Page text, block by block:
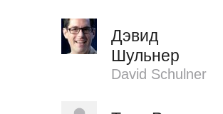
Дэвид
Шульнер
David Schulner